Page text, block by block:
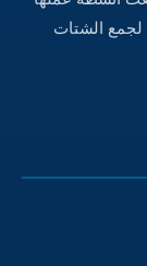
لجمع الشتات